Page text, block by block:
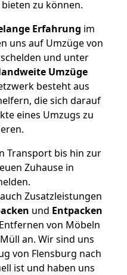
zu können.
Erfahrung im
uns auf Umzüge von
und unter
Umzüge
besteht aus
die sich darauf
eines Umzugs zu
Transport bis hin zur
Zuhause in
Zusatzleistungen
und Entpacken
von Möbeln
an. Wir sind uns
von Flensburg nach
ist und haben uns